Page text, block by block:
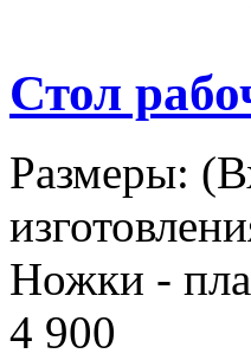
Стол
Размеры:
Ножки -
4 900